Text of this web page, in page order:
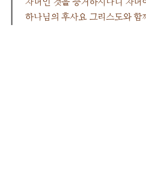
하나님의 후사요 그리스도와 함